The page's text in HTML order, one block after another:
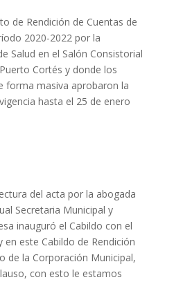
de Rendición de Cuentas de
2020-2022 por la
Salud en el Salón Consistorial
Cortés y donde los
forma masiva aprobaron la
hasta el 25 de enero
del acta por la abogada
Secretaria Municipal y
inauguró el Cabildo con el
en este Cabildo de Rendición
de la Corporación Municipal,
con esto le estamos